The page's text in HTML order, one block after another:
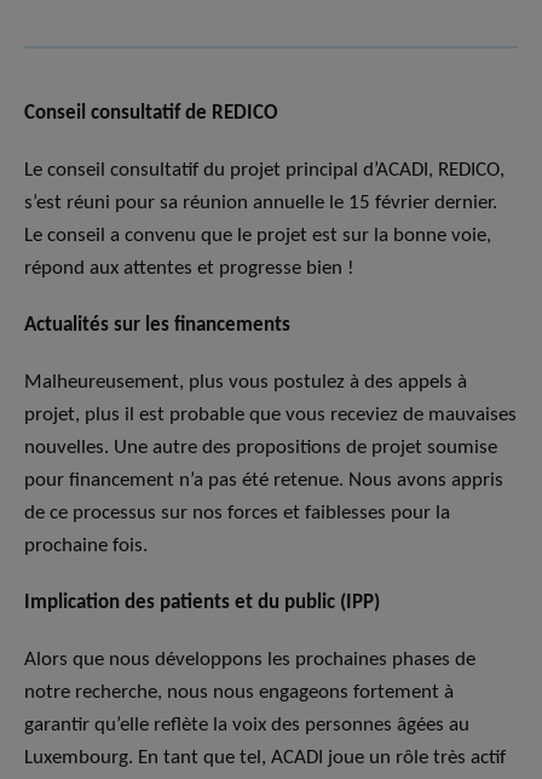
Conseil consultatif de REDICO
Le conseil consultatif du projet principal d’ACADI, REDICO,
s’est réuni pour sa réunion annuelle le 15 février dernier.
Le conseil a convenu que le projet est sur la bonne voie,
répond aux attentes et progresse bien !
Actualités sur les financements
Malheureusement, plus vous postulez à des appels à
projet, plus il est probable que vous receviez de mauvaises
nouvelles. Une autre des propositions de projet soumise
pour financement n’a pas été retenue. Nous avons appris
de ce processus sur nos forces et faiblesses pour la
prochaine fois.
Implication des patients et du public (IPP)
Alors que nous développons les prochaines phases de
notre recherche, nous nous engageons fortement à
garantir qu’elle reflète la voix des personnes âgées au
Luxembourg. En tant que tel, ACADI joue un rôle très actif